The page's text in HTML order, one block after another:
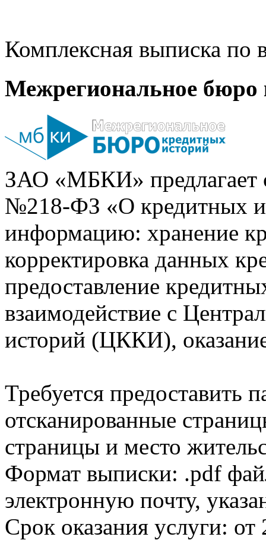
Комплексная выписка
Межрегиональное бюро
ЗАО «МБКИ» предлагает
№218-ФЗ «О кредитных
информацию: хранение
корректировка данных
предоставление
взаимодействие с
историй (ЦККИ),
Требуется предоставить
отсканированные
страницы и место
Формат выписки: .pdf
электронную почту,
Срок оказания услуги: от